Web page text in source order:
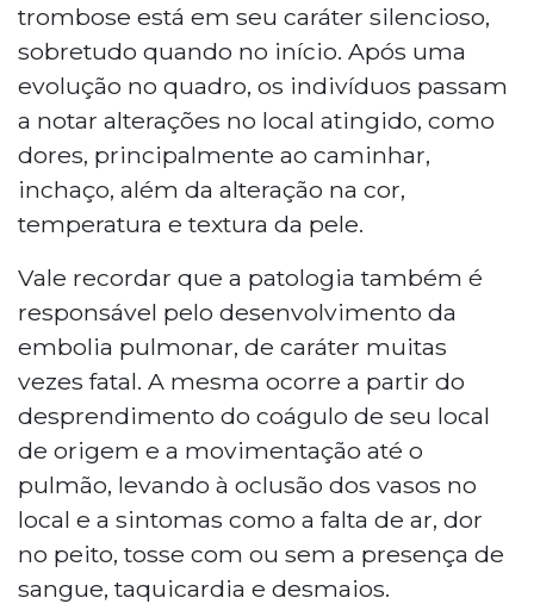
trombose está em seu caráter silencioso,
sobretudo quando no início. Após uma
evolução no quadro, os indivíduos passam
a notar alterações no local atingido, como
dores, principalmente ao caminhar,
inchaço, além da alteração na cor,
temperatura e textura da pele.
Vale recordar que a patologia também é
responsável pelo desenvolvimento da
embolia pulmonar, de caráter muitas
vezes fatal. A mesma ocorre a partir do
desprendimento do coágulo de seu local
de origem e a movimentação até o
pulmão, levando à oclusão dos vasos no
local e a sintomas como a falta de ar, dor
no peito, tosse com ou sem a presença de
sangue, taquicardia e desmaios.